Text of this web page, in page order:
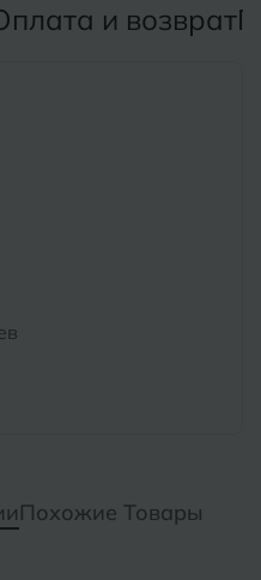
и возврат
Похожие Товары
Темрюк
Уфа